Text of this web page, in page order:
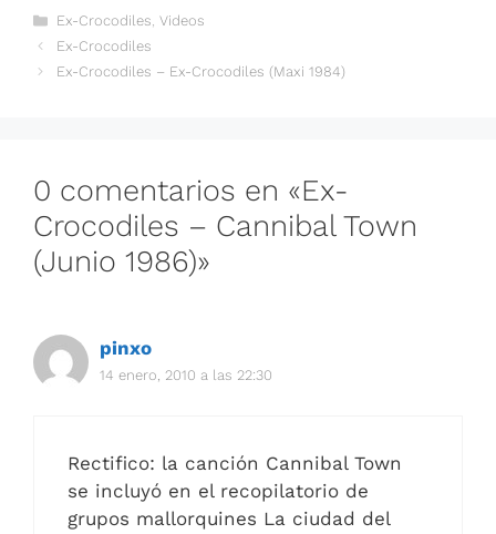
Categorías
Ex-Crocodiles Videos
Ex-Crocodiles
Ex-Crocodiles – Ex-Crocodiles (Maxi 1984)
0 comentarios en «Ex-
Crocodiles – Cannibal Town
(Junio 1986)»
pinxo
14 enero, 2010 a las 22:30
Rectifico: la canción Cannibal Town
se incluyó en el recopilatorio de
grupos mallorquines La ciudad del